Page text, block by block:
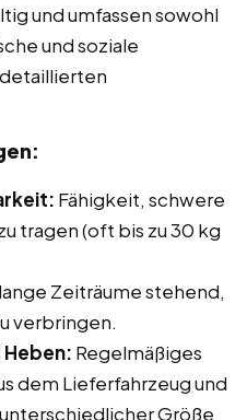
und umfassen sowohl
und soziale
Fähigkeit, schwere
tragen (oft bis zu 30 kg
Zeiträume stehend,
verbringen.
Heben: Regelmäßiges
dem Lieferfahrzeug und
Größe